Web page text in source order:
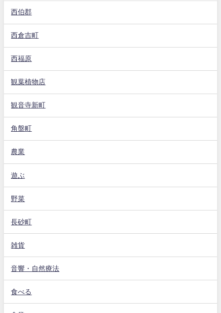
西伯郡
西倉吉町
西福原
観葉植物店
観音寺新町
角盤町
農業
遊ぶ
野菜
長砂町
雑貨
音響・自然療法
食べる